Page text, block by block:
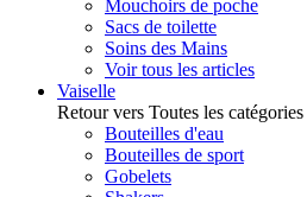
Mouchoirs de poche
Sacs de toilette
Soins des Mains
Voir tous les articles
Vaiselle
Retour vers Toutes les catégories
Bouteilles d'eau
Bouteilles de sport
Gobelets